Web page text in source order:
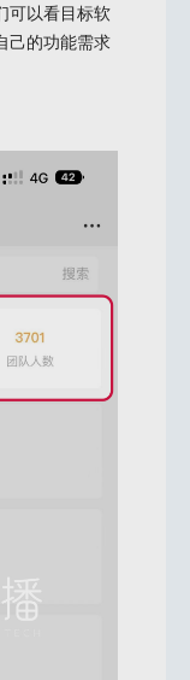
可以看目标软
己的功能需求